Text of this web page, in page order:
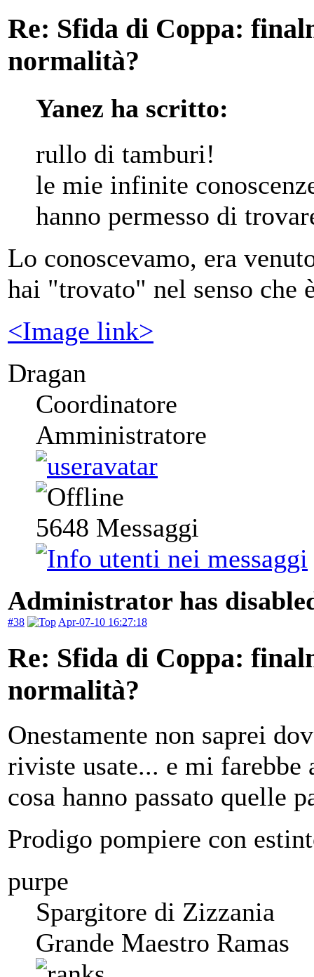
Re: Sfida di Coppa:
normalità?
Yanez ha scritto:
rullo di tamburi!
le mie infinite
hanno permesso di
Lo conoscevamo, era
hai "trovato" nel senso che
<Image link>
Dragan
Coordinatore
Amministratore
5648 Messaggi
Administrator has
#38 Apr-07-10 16:27:18
Re: Sfida di Coppa:
normalità?
Onestamente non saprei
riviste usate... e mi farebbe
cosa hanno passato quelle
Prodigo pompiere con
purpe
Spargitore di Zizzania
Grande Maestro Ramas